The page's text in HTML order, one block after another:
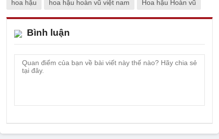
hoa hậu hoa hậu hoàn vũ việt nam Hoa hậu Hoàn vũ
Bình luận